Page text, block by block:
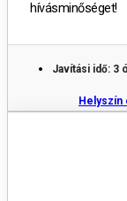
hívásminőséget!
Javítási idő: 3
Helyszín